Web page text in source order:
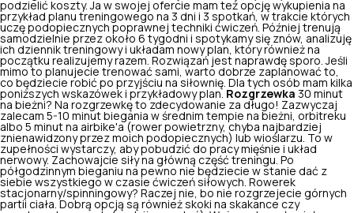
podzielić koszty. Ja w swojej ofercie mam też opcję wykupienia na
przykład planu treningowego na 3 dni i 3 spotkań, w trakcie których
uczę podopiecznych poprawnej techniki ćwiczeń. Później trenują
samodzielnie przez około 6 tygodni i spotykamy się znów, analizuję
ich dziennik treningowy i układam nowy plan, który również na
początku realizujemy razem. Rozwiązań jest naprawdę sporo. Jeśli
mimo to planujecie trenować sami, warto dobrze zaplanować to,
co będziecie robić po przyjściu na siłownię. Dla tych osób mam kilka
poniższych wskazówek i przykładowy plan. Rozgrzewka 30 minut
na bieżni? Na rozgrzewkę to zdecydowanie za długo! Zazwyczaj
zalecam 5-10 minut biegania w średnim tempie na bieżni, orbitreku
albo 5 minut na airbike'a (rower powietrzny, chyba najbardziej
znienawidzony przez moich podopiecznych) lub wioślarzu. To w
zupełności wystarczy, abypobudzić do pracy mięśnie i układ
nerwowy. Zachowajcie siły na główną część treningu. Po
półgodzinnym bieganiu na pewno nie będziecie w stanie dać z
siebie wszystkiego w czasie ćwiczeń siłowych. Rowerek
stacjonarny/spinningowy? Raczej nie, bo nie rozgrzejecie górnych
partii ciała. Dobrą opcją są również skoki na skakance czy